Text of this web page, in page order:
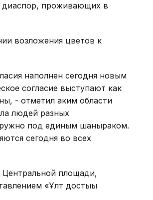
диаспор, проживающих в
возложения цветов к
наполнен сегодня новым
согласие выступают как
- отметил аким области
людей разных
под единым шаныраком.
сегодня во всех
Центральной площади,
«Ұлт достығы